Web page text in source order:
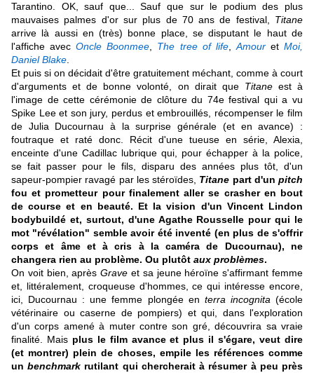
Tarantino. OK, sauf que... Sauf que sur le podium des plus
mauvaises palmes d'or sur plus de 70 ans de festival, Titane
arrive là aussi en (très) bonne place, se disputant le haut de
l'affiche avecOncle Boonmee The tree of life, AmouretMoi,
Daniel Blake
Et puis si on décidait d'être gratuitement méchant, comme à court
d'arguments et de bonne volonté, on dirait que Titaneest à
l'image de cette cérémonie de clôture du 74e festival qui a vu
Spike Lee et son jury, perdus et embrouillés, récompenser le film
de Julia Ducournau à la surprise générale (et en avance) :
foutraque et raté donc. Récit d'une tueuse en série, Alexia,
enceinte d'une Cadillac lubrique qui, pour échapper à la police,
se fait passer pour le fils, disparu des années plus tôt, d'un
sapeur-pompier ravagé par les stéroïdes, Titane part d'un pitch
fou et prometteur pour finalement aller se crasher en bout
de course et en beauté. Et la vision d'un Vincent Lindon
bodybuildé et, surtout, d'une Agathe Rousselle pour qui le
mot "révélation" semble avoir été inventé (en plus de s'offrir
corps et âme et à cris à la caméra de Ducournau), ne
changera rien au problème. Ou plutôt aux problèmes.
On voit bien, aprèsGrave et sa jeune héroïne s'affirmant femme
et, littéralement, croqueuse d'hommes, ce qui intéresse encore,
ici, Ducournau : une femme plongée en terra incognita (école
vétérinaire ou caserne de pompiers) et qui, dans l'exploration
d'un corps amené à muter contre son gré, découvrira sa vraie
finalité. Mais plus le film avance et plus il s'égare, veut dire
(et montrer) plein de choses, empile les références comme
unbenchmark rutilant qui chercherait à résumer à peu près